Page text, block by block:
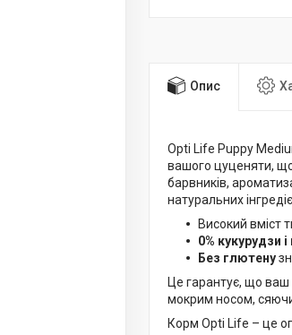
Опис
Opti Life Puppy
вашого цуценяти, що
барвників,
натуральних
Високий вміст
0% кукурудзи
Без глютену
Це гарантує, що
мокрим носом,
Корм Opti Life – це